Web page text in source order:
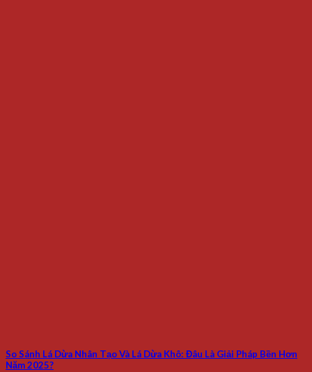
So Sánh Lá Dừa Nhân Tạo Và Lá Dừa Khô: Đâu Là Giải Pháp Bền Hơn
Năm 2025?